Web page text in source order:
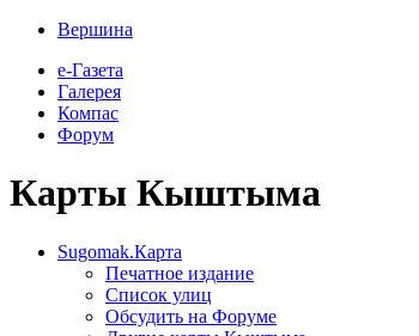
Вершина
е-Газета
Галерея
Компас
Форум
Карты Кыштыма
Sugomak.Карта
Печатное издание
Список улиц
Обсудить на Форуме